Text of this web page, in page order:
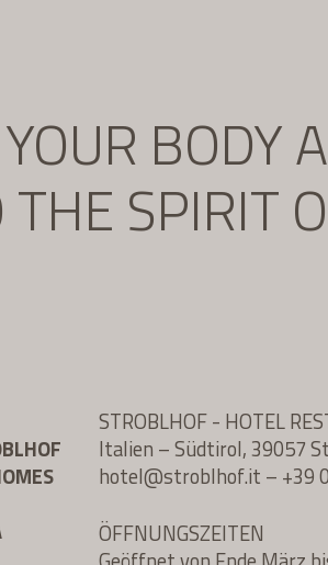
BODY
THE SPIRIT
STROBLHOF - HOTEL
Italien – Südtirol, 39057
hotel@stroblhof.it – +39
ÖFFNUNGSZEITEN